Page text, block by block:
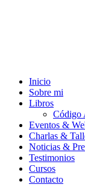
Inicio
Sobre mi
Libros
Código
Eventos &
Charlas &
Noticias &
Testimonios
Cursos
Contacto